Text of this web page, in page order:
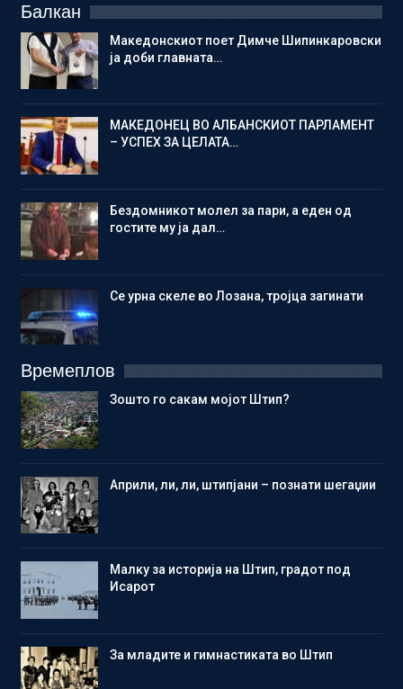
Балкан
Македонскиот поет Димче Шипинкаровски
ја доби главната…
МАКЕДОНЕЦ ВО АЛБАНСКИОТ ПАРЛАМЕНТ
– УСПЕХ ЗА ЦЕЛАТА…
Бездомникот молел за пари, а еден од
гостите му ја дал…
Се урна скеле во Лозана, тројца загинати
Времеплов
Зошто го сакам мојот Штип?
Aприли, ли, ли, штипјани – познати шегаџии
Малку за историја на Штип, градот под
Исарот
Зa младите и гимнастиката во Штип